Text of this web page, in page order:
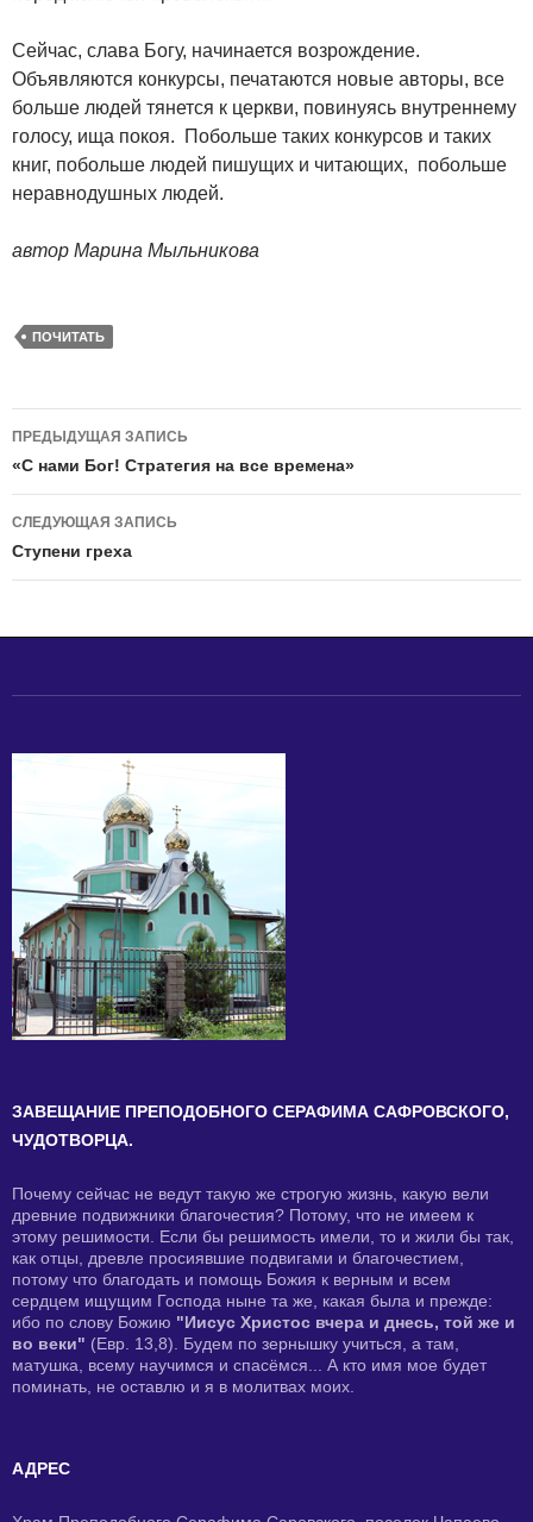
Сейчас, слава Богу, начинается возрождение.
Объявляются конкурсы, печатаются новые авторы, все
больше людей тянется к церкви, повинуясь внутреннему
голосу, ища покоя. Побольше таких конкурсов и таких
книг, побольше людей пишущих и читающих, побольше
неравнодушных людей.
автор Марина Мыльникова
ПОЧИТАТЬ
Навигация
по
записям
ПРЕДЫДУЩАЯ ЗАПИСЬ
«С нами Бог! Стратегия на все времена»
СЛЕДУЮЩАЯ ЗАПИСЬ
Ступени греха
ЗАВЕЩАНИЕ ПРЕПОДОБНОГО СЕРАФИМА САФРОВСКОГО,
ЧУДОТВОРЦА.
Почему сейчас не ведут такую же строгую жизнь, какую вели
древние подвижники благочестия? Потому, что не имеем к
этому решимости. Если бы решимость имели, то и жили бы так,
как отцы, древле просиявшие подвигами и благочестием,
потому что благодать и помощь Божия к верным и всем
сердцем ищущим Господа ныне та же, какая была и прежде:
ибо по слову Божию "Иисус Христос вчера и днесь, той же и
во веки" (Евр. 13,8). Будем по зернышку учиться, а там,
матушка, всему научимся и спасёмся... А кто имя мое будет
поминать, не оставлю и я в молитвах моих.
АДРЕС